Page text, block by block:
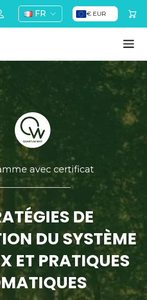
FR € EUR
avec certificat
DE
DU SYSTÈME
ET PRATIQUES